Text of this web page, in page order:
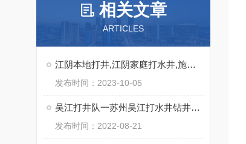
相关文章
ARTICLES
江阴本地打井,江阴家庭打水井,施工快
发布时间：2023-10-05
吴江打井队一苏州吴江打水井钻井出水量大实力强
发布时间：2022-08-21